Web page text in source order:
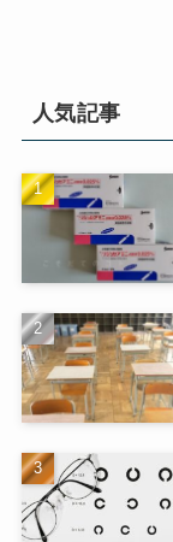
人気記事